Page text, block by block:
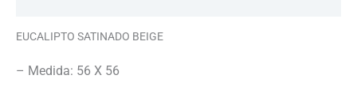
EUCALIPTO SATINADO BEIGE
– Medida: 56 X 56